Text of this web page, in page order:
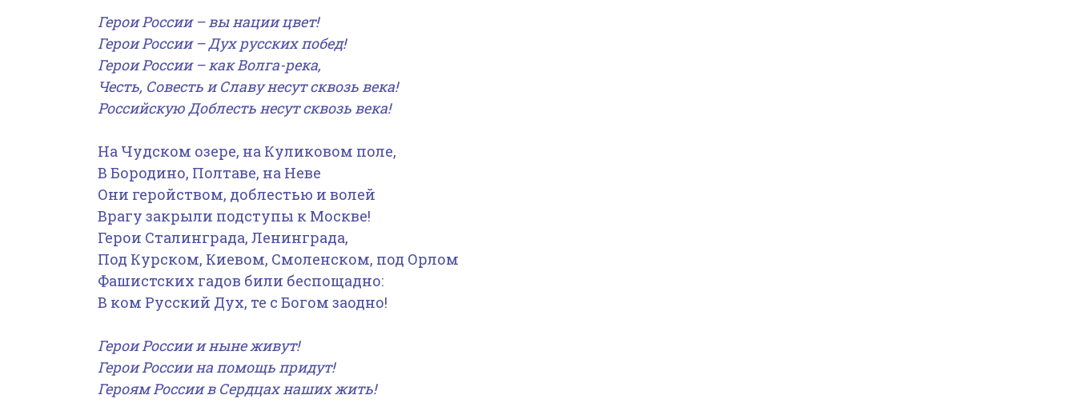
Герои России – вы нации цвет!
Герои России – Дух русских побед!
Герои России – как Волга-река,
Честь, Совесть и Славу несут сквозь века!
Российскую Доблесть несут сквозь века!
На Чудском озере, на Куликовом поле,
В Бородино, Полтаве, на Неве
Они геройством, доблестью и волей
Врагу закрыли подступы к Москве!
Герои Сталинграда, Ленинграда,
Под Курском, Киевом, Смоленском, под Орлом
Фашистских гадов били беспощадно:
В ком Русский Дух, те с Богом заодно!
Герои России и ныне живут!
Герои России на помощь придут!
Героям России в Сердцах наших жить!